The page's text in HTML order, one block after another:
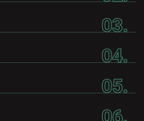
03.
04.
05.